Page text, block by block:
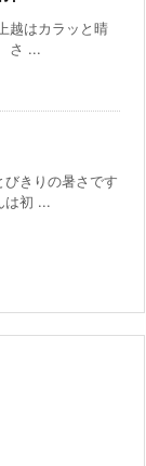
越はカラッと晴
さ ...
びきりの暑さです
は初 ...